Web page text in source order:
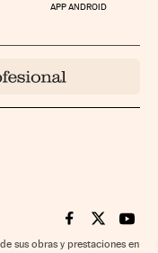
APP ANDROID
Cinco Días en
Cinco Días
Cinco
sus obras y prestaciones en